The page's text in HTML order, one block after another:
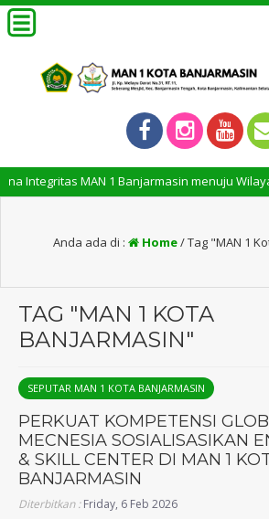
MAN 1 Banjarmasin menuju Wilayah
Anda ada di : Home/Tag "MAN 1
TAG "MAN 1 KOTA
BANJARMASIN"
SEPUTAR MAN 1 KOTA BANJARMASIN
PERKUAT KOMPETENSI
MECNESIA SOSIALISASIKAN
& SKILL CENTER DI MAN 1
BANJARMASIN
Diterbitkan :Friday, 6 Feb 2026